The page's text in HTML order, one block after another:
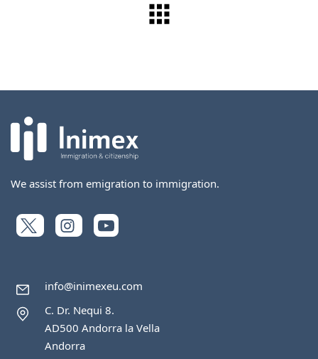
We assist from emigration to immigration.
info@inimexeu.com
C. Dr. Nequi 8.
AD500 Andorra la Vella
Andorra